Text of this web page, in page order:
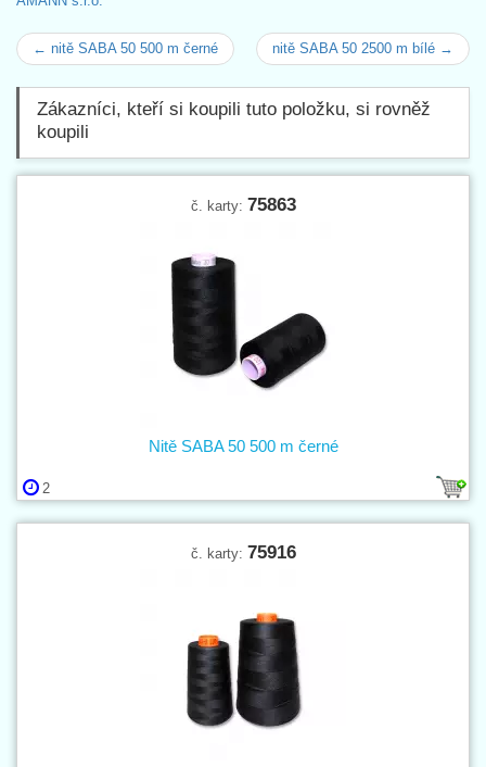
← nitě SABA 50 500 m černé nitě SABA 50 2500 m bílé →
Zákazníci, kteří si koupili tuto položku, si rovněž
koupili
č. karty: 75863
2
Nitě SABA 50 500 m černé
č. karty: 75916